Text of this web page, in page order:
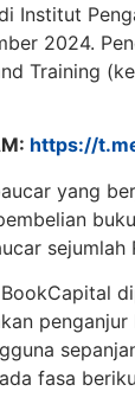
Institut
2024.
Training
https://
yang
fasa